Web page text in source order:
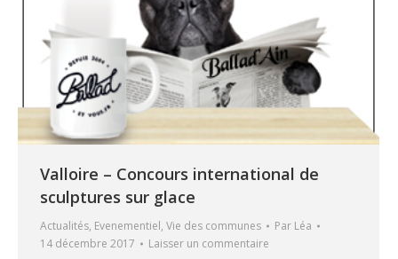
Valloire – Concours international de
sculptures sur glace
Actualités, Evenementiel, Vie des communes Par Léa
14 décembre 2017
Laisser un commentaire